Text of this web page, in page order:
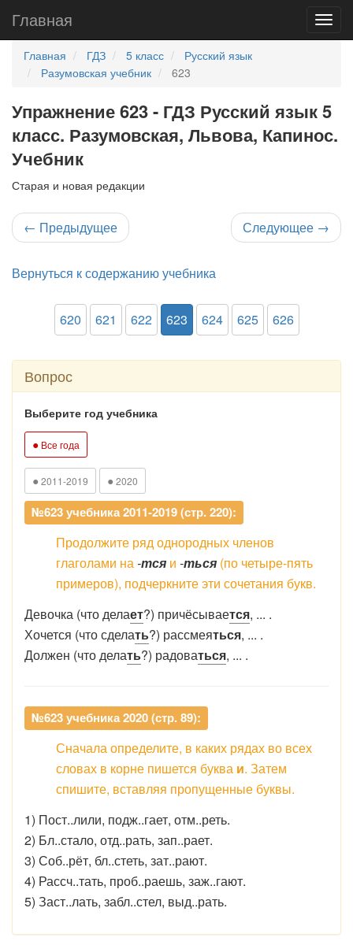
Главная
Главная ГДЗ 5 класс
Русский язык
Разумовская учебник
623
Упражнение 623 - ГДЗ Русский язык 5
класс. Разумовская, Львова, Капинос.
Учебник
Старая и новая редакции
← Предыдущее Следующее →
Вернуться к содержанию учебника
620 621 622 623 624 625 626
Вопрос
Выберите год учебника
● Все года
● 2011-2019 ● 2020
№623 учебника 2011-2019 (стр. 220):
Продолжите ряд однородных членов
глаголами на-тся и -ться (по четыре-пять
примеров), подчеркните эти сочетания букв.
Девочка (что делает?) причёсывается, ... .
Хочется (что сделать?) рассмеяться, ... .
Должен (что делать?) радоваться, ... .
№623 учебника 2020 (стр. 89):
Сначала определите, в каких рядах во всех
словах в корне пишется буква и. Затем
спишите, вставляя пропущенные буквы.
1) Пост..лили, подж..гает, отм..реть.
2) Бл..стало, отд..рать, зап..рает.
3) Соб..рёт, бл..стеть, зат..рают.
4) Рассч..тать, проб..раешь, заж..гают.
5) Заст..лать, забл..стел, выд..рать.